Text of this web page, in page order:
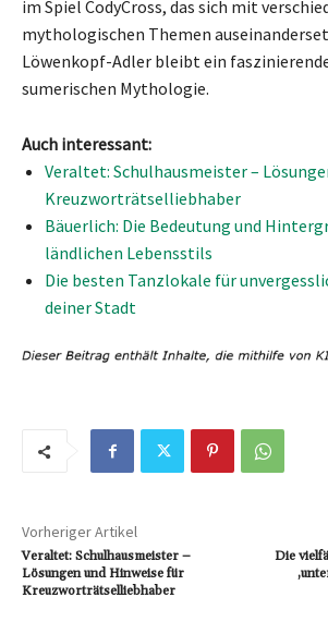
im Spiel CodyCross, das sich mit
mythologischen Themen
Löwenkopf-Adler bleibt ein
sumerischen Mythologie.
Auch interessant:
Veraltet: Schulhausmeister –
Kreuzworträtselliebhaber
Bäuerlich: Die Bedeutung und
ländlichen Lebensstils
Die besten Tanzlokale für
deiner Stadt
Vorheriger Artikel
Veraltet: Schulhausmeister –
Lösungen und Hinweise für
Kreuzworträtselliebhaber
Die